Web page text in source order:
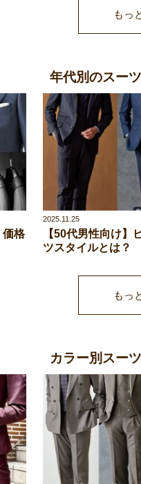
もっ
年代別のスー
価格
2025.11.25
【50代男性向け】
ツスタイルとは？
もっ
カラー別スー